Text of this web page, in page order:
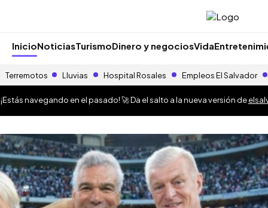
InicioNoticiasTurismoDinero y negociosVida
Terremotos Lluvias Hospital Rosales Empleos El Salvador
¡Estás navegando en el pasado! 🚀 Da el salto a la nueva versión de